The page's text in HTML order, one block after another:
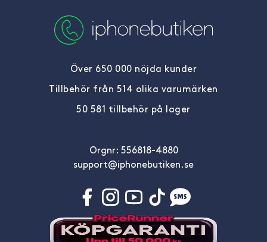
Över 650 000 nöjda kunder
Tillbehör från 514 olika varumärken
50 581 tillbehör på lager
Orgnr: 556818-4880
support@iphonebutiken.se